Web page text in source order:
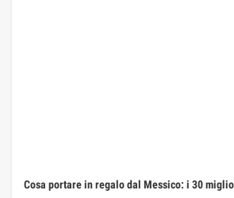
Cosa portare in regalo dal Messico: i 30